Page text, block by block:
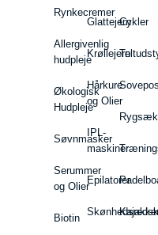
Rynkecremer
Allergivenlig
hudpleje
Økologisk
Hudpleje
Søvnmasker
Serummer
og Olier
Biotin
Glattejern
Krøllejern
Hårkure
og Olier
IPL-
maskiner
Epilatorer
Cykler